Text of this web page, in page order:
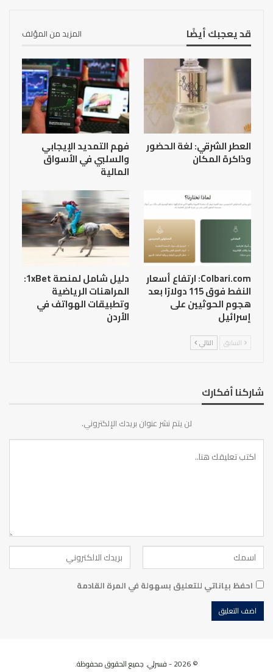
قد يعجبك أيضًا المزيد من المؤلف
العطر الشرقي: لغة الحضور
وذاكرة المكان
فهم التمديد الإيجابي
والسلبي في الأسواق
المالية
Colbari.com: ارتفاع أسعار
النفط فوق 115 دولارًا بعد
هجوم الحوثيين على
إسرائيل
دليل شامل لمنصة 1xBet:
المراهنات الرياضية
وتطبيقات الهواتف في
الأردن
السابق التالي
شاركنا أفكارك
لن يتم نشر عنوان بريدك الإلكتروني.
احفظ بياناتي للتعليق بسهولة في المرة القادمة
© 2026 - فسرلي. جميع الحقوق محفوظة.